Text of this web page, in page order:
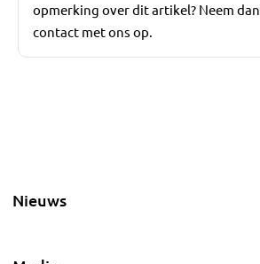
opmerking over dit artikel? Neem dan
contact met ons op.
Nieuws